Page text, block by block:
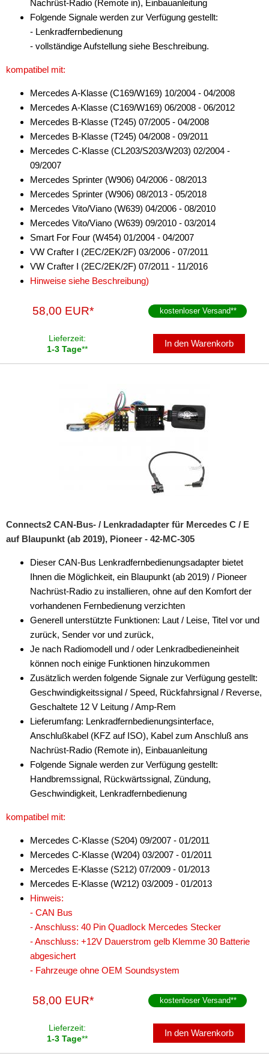
Pioneer
Snooper
Sony
Universal
VDO
XZent
Zenec
für Mercury
für MG
für Mini
für Mitsubishi
für Nissan
für Oldsmobil
für Peugeot
für Renault
für Scania
für Seat
für Smart
für SsangYong
für Suzuki
für Toyota
für Volvo
für VW
Marderschutz
Multimediainterface
Parkscheiben
Radioadapter
Radioblenden
Radioeinbausets
Radiorahmen
Stromversorgung
Subwoofer-Zubehör
USB-Adapter
Nachrüst-Radio (Remote in), Einbauanleitung
Folgende Signale werden zur Verfügung gestellt:
- Lenkradfernbedienung
- vollständige Aufstellung siehe Beschreibung.
kompatibel mit:
Mercedes A-Klasse (C169/W169) 10/2004 - 04/2008
Mercedes A-Klasse (C169/W169) 06/2008 - 06/2012
Mercedes B-Klasse (T245) 07/2005 - 04/2008
Mercedes B-Klasse (T245) 04/2008 - 09/2011
Mercedes C-Klasse (CL203/S203/W203) 02/2004 -
09/2007
Mercedes Sprinter (W906) 04/2006 - 08/2013
Mercedes Sprinter (W906) 08/2013 - 05/2018
Mercedes Vito/Viano (W639) 04/2006 - 08/2010
Mercedes Vito/Viano (W639) 09/2010 - 03/2014
Smart For Four (W454) 01/2004 - 04/2007
VW Crafter I (2EC/2EK/2F) 03/2006 - 07/2011
VW Crafter I (2EC/2EK/2F) 07/2011 - 11/2016
Hinweise siehe Beschreibung)
58,00 EUR* kostenloser Versand**
Lieferzeit:
1-3 Tage**
In den Warenkorb
Connects2 CAN-Bus- / Lenkradadapter für Mercedes C / E
auf Blaupunkt (ab 2019), Pioneer - 42-MC-305
Dieser CAN-Bus Lenkradfernbedienungsadapter bietet
Ihnen die Möglichkeit, ein Blaupunkt (ab 2019) / Pioneer
Nachrüst-Radio zu installieren, ohne auf den Komfort der
vorhandenen Fernbedienung verzichten
Generell unterstützte Funktionen: Laut / Leise, Titel vor und
zurück, Sender vor und zurück,
Je nach Radiomodell und / oder Lenkradbedieneinheit
können noch einige Funktionen hinzukommen
Zusätzlich werden folgende Signale zur Verfügung gestellt:
Geschwindigkeitssignal / Speed, Rückfahrsignal / Reverse,
Geschaltete 12 V Leitung / Amp-Rem
Lieferumfang: Lenkradfernbedienungsinterface,
Anschlußkabel (KFZ auf ISO), Kabel zum Anschluß ans
Nachrüst-Radio (Remote in), Einbauanleitung
Folgende Signale werden zur Verfügung gestellt:
Handbremssignal, Rückwärtssignal, Zündung,
Geschwindigkeit, Lenkradfernbedienung
kompatibel mit:
Mercedes C-Klasse (S204) 09/2007 - 01/2011
Mercedes C-Klasse (W204) 03/2007 - 01/2011
Mercedes E-Klasse (S212) 07/2009 - 01/2013
Mercedes E-Klasse (W212) 03/2009 - 01/2013
Hinweis:
- CAN Bus
- Anschluss: 40 Pin Quadlock Mercedes Stecker
- Anschluss: +12V Dauerstrom gelb Klemme 30 Batterie
abgesichert
- Fahrzeuge ohne OEM Soundsystem
58,00 EUR* kostenloser Versand**
Lieferzeit:
1-3 Tage**
In den Warenkorb